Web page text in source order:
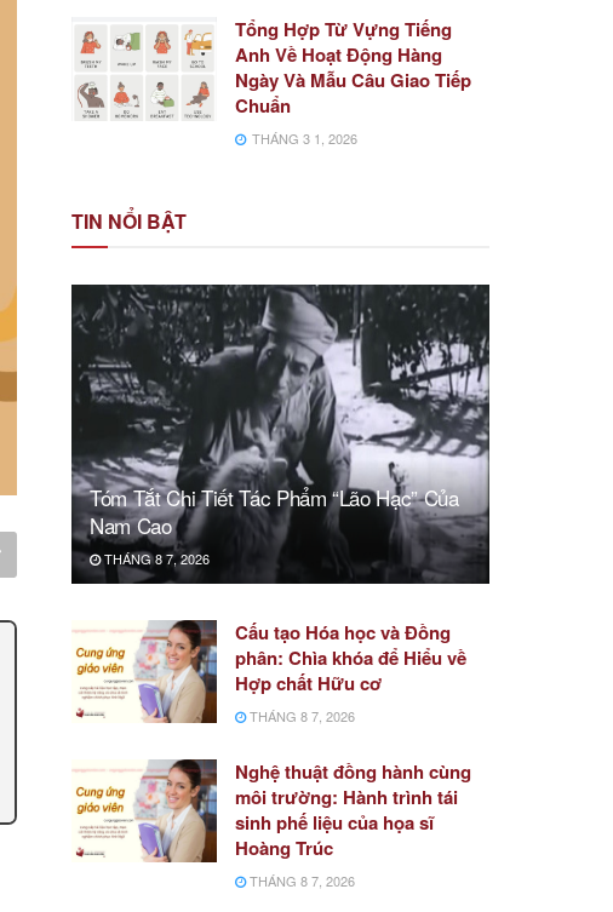
Tổng Hợp Từ Vựng Tiếng
Anh Về Hoạt Động Hàng
Ngày Và Mẫu Câu Giao Tiếp
Chuẩn
THÁNG 3 1, 2026
TIN NỔI BẬT
Tóm Tắt Chi Tiết Tác Phẩm “Lão Hạc” Của
Nam Cao
THÁNG 8 7, 2026
Cấu tạo Hóa học và Đồng
phân: Chìa khóa để Hiểu về
Hợp chất Hữu cơ
THÁNG 8 7, 2026
Nghệ thuật đồng hành cùng
môi trường: Hành trình tái
sinh phế liệu của họa sĩ
Hoàng Trúc
THÁNG 8 7, 2026